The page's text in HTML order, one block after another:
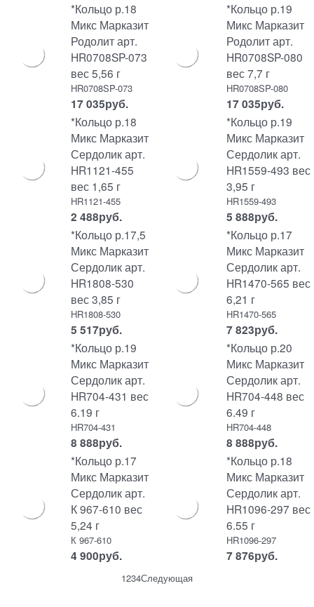
*Кольцо р.18
Микс Марказит
Родолит арт.
HR0708SP-073
вес 5,56 г
HR0708SP-073
17 035руб.
*Кольцо р.19
Микс Марказит
Родолит арт.
HR0708SP-080
вес 7,7 г
HR0708SP-080
17 035руб.
*Кольцо р.18
Микс Марказит
Сердолик арт.
HR1121-455
вес 1,65 г
HR1121-455
2 488руб.
*Кольцо р.19
Микс Марказит
Сердолик арт.
HR1559-493 вес
3,95 г
HR1559-493
5 888руб.
*Кольцо р.17,5
Микс Марказит
Сердолик арт.
HR1808-530
вес 3,85 г
HR1808-530
5 517руб.
*Кольцо р.17
Микс Марказит
Сердолик арт.
HR1470-565 вес
6,21 г
HR1470-565
7 823руб.
*Кольцо р.19
Микс Марказит
Сердолик арт.
HR704-431 вес
6.19 г
HR704-431
8 888руб.
*Кольцо р.20
Микс Марказит
Сердолик арт.
HR704-448 вес
6.49 г
HR704-448
8 888руб.
*Кольцо р.17
Микс Марказит
Сердолик арт.
К 967-610 вес
5,24 г
К 967-610
4 900руб.
*Кольцо р.18
Микс Марказит
Сердолик арт.
HR1096-297 вес
6.55 г
HR1096-297
7 876руб.
1234Следующая